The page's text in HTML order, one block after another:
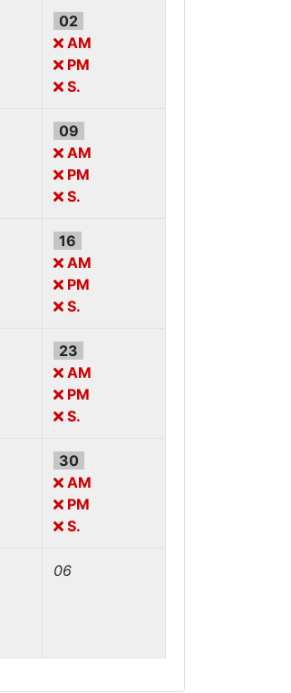
02
AM
PM
S.
09
AM
PM
S.
16
AM
PM
S.
23
AM
PM
S.
30
AM
PM
S.
06